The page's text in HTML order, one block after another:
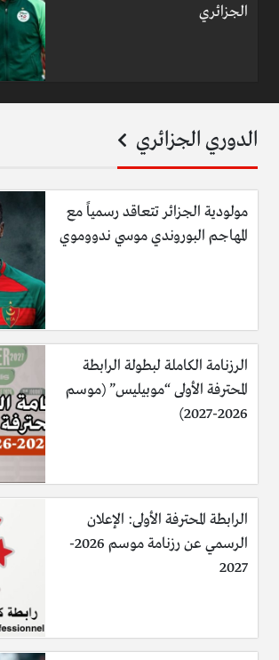
الجزائري
الدوري الجزائري
مولودية الجزائر تتعاقد رسمياً مع
المهاجم البوروندي موسي ندووموي
الرزنامة الكاملة لبطولة الرابطة
المحترفة الأولى “موبيليس” (موسم
2026-2027)
الرابطة المحترفة الأولى: الإعلان
الرسمي عن رزنامة موسم 2026-
2027